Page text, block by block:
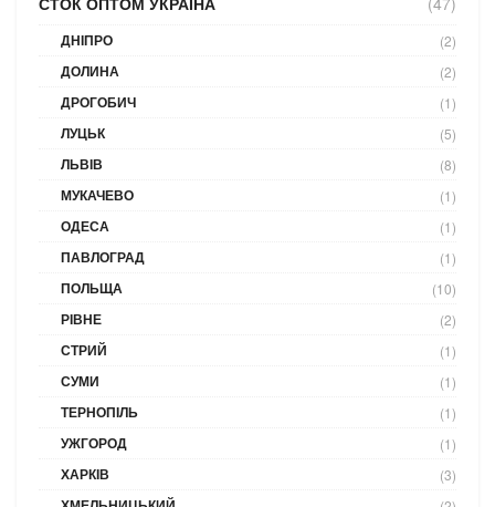
ДНІПРО (2)
ДОЛИНА (2)
ДРОГОБИЧ (1)
ЛУЦЬК (5)
ЛЬВІВ (8)
МУКАЧЕВО (1)
ОДЕСА (1)
ПАВЛОГРАД (1)
ПОЛЬЩА (10)
РІВНЕ (2)
СТРИЙ (1)
СУМИ (1)
ТЕРНОПІЛЬ (1)
УЖГОРОД (1)
ХАРКІВ (3)